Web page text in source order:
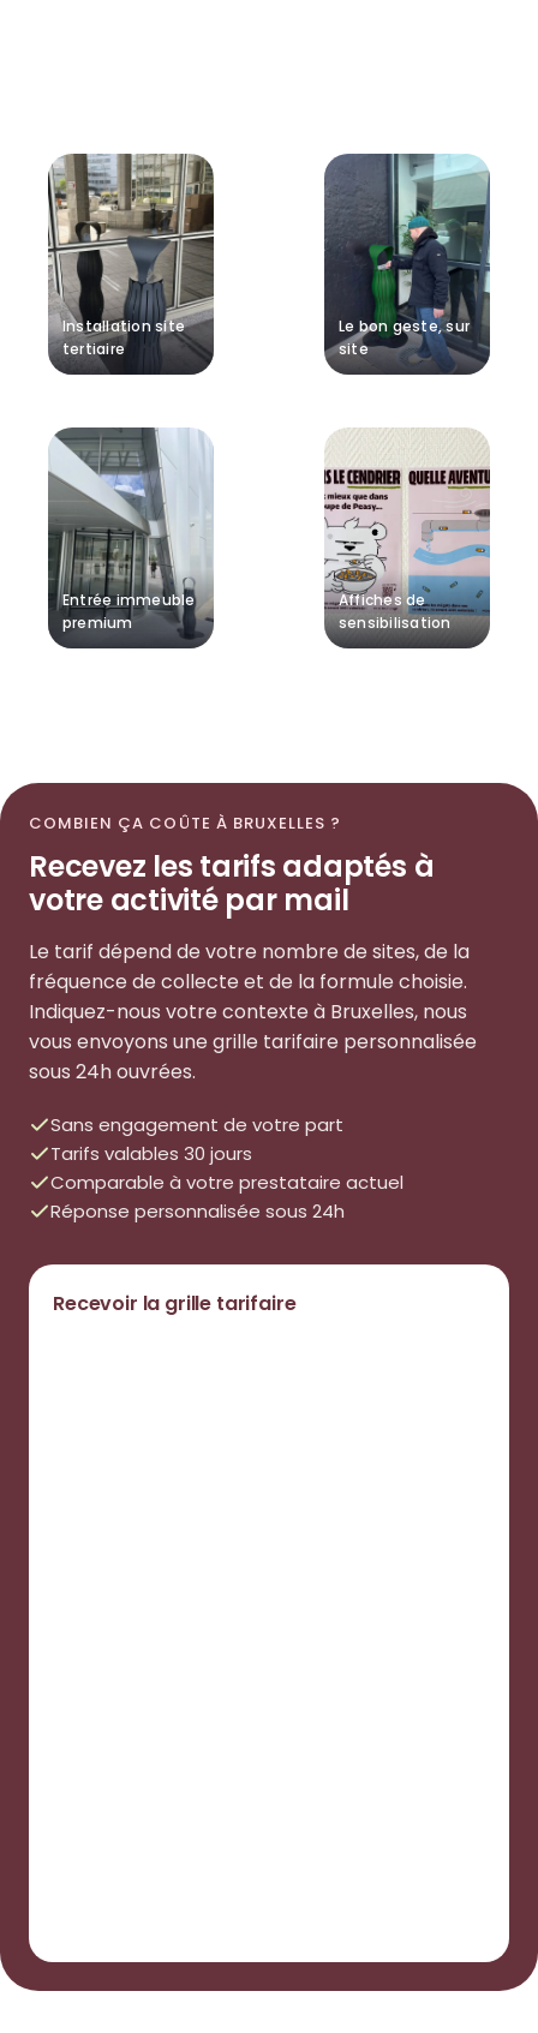
Installation site
tertiaire
Le bon geste, sur
site
Entrée immeuble
premium
Affiches de
sensibilisation
COMBIEN ÇA COÛTE À BRUXELLES ?
Recevez les tarifs adaptés à
votre activité par mail
Le tarif dépend de votre nombre de sites, de la
fréquence de collecte et de la formule choisie.
Indiquez-nous votre contexte à Bruxelles, nous
vous envoyons une grille tarifaire personnalisée
sous 24h ouvrées.
Sans engagement de votre part
Tarifs valables 30 jours
Comparable à votre prestataire actuel
Réponse personnalisée sous 24h
Recevoir la grille tarifaire